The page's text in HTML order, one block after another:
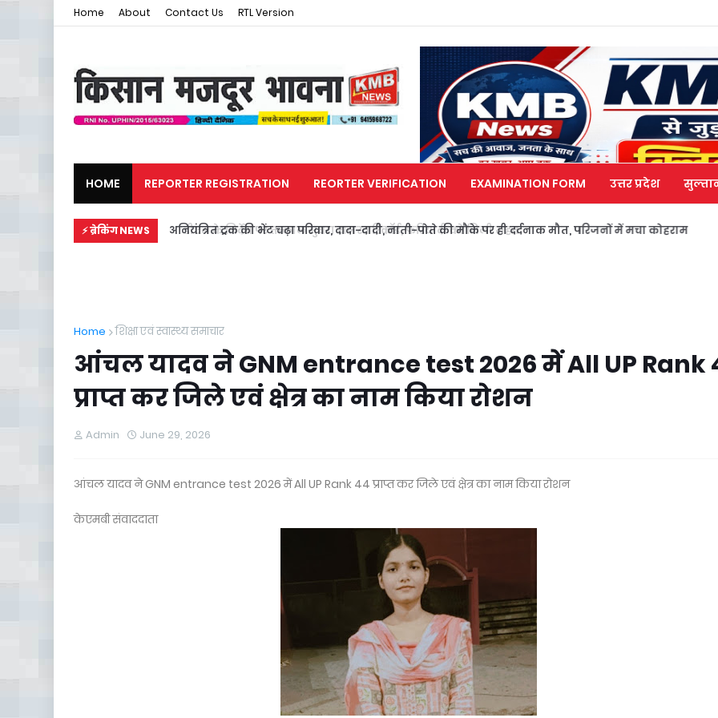
Home About Contact Us RTL Version
HOME REPORTER REGISTRATION REORTER VERIFICATION EXAMINATION FORM उत्तर प्रदेश
मजदूर समाचार राजनीति
⚡ ब्रेकिंग NEWS अनियंत्रित ट्रक की भेंट चढ़ा परिवार, दादा-दादी, नाती-पोते की मौके पर ही दर्दनाक मौत, परिजनों में मचा कोहराम
Home शिक्षा एवं स्वास्थ्य समाचार
आंचल यादव ने GNM entrance test 2026 में All UP Rank
प्राप्त कर जिले एवं क्षेत्र का नाम किया रोशन
Admin June 29, 2026
आंचल यादव ने GNM entrance test 2026 में All UP Rank 44 प्राप्त कर जिले एवं क्षेत्र का नाम किया रोशन
केएमबी संवाददाता